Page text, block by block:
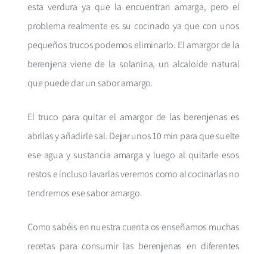
esta verdura ya que la encuentran amarga, pero el
problema realmente es su cocinado ya que con unos
pequeños trucos podemos eliminarlo. El amargor de la
berenjena viene de la solanina, un alcaloide natural
que puede dar un sabor amargo.
El truco para quitar el amargor de las berenjenas es
abrilas y añadirle sal. Dejar unos 10 min para que suelte
ese agua y sustancia amarga y luego al quitarle esos
restos e incluso lavarlas veremos como al cocinarlas no
tendremos ese sabor amargo.
Como sabéis en nuestra cuenta os enseñamos muchas
recetas para consumir las berenjenas en diferentes